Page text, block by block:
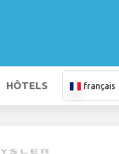
HÔTELS français